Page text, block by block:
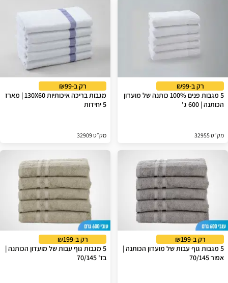
רק ב-₪99
5 מגבות פנים 100% כותנה של מועדון
הכותנה | 600 ג'
מק״ט 32955
רק ב-₪99
מגבות בריכה איכותיות 130X60 | מארז
5 יחידות
מק״ט 32909
רק ב-₪199
5 מגבות גוף עבות של מועדון הכותנה |
אפור 70/145
רק ב-₪199
5 מגבות גוף עבות של מועדון הכותנה |
בז' 70/145